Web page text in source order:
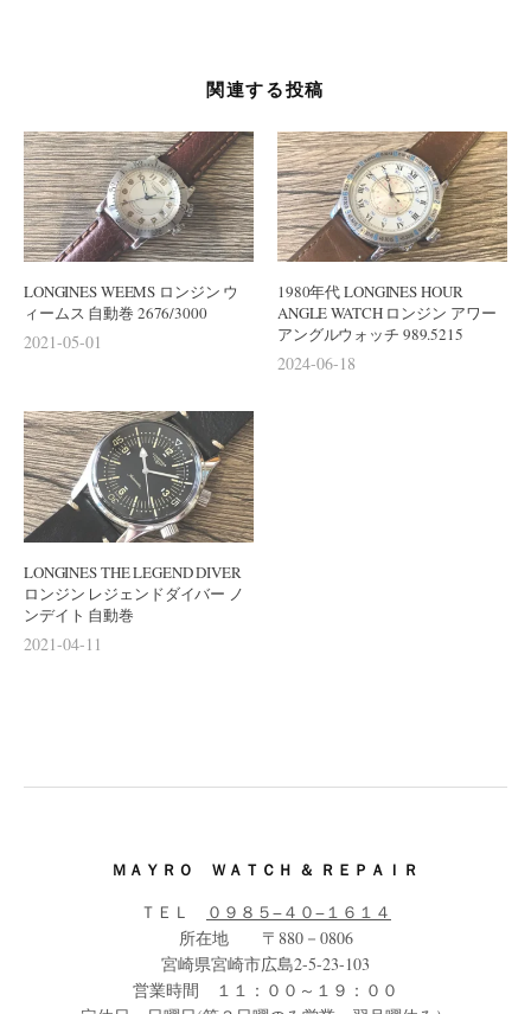
関連する投稿
LONGINES WEEMS ロンジン ウ
ィームス 自動巻 2676/3000
2021-05-01
1980年代 LONGINES HOUR
ANGLE WATCH ロンジン アワー
アングルウォッチ 989.5215
2024-06-18
LONGINES THE LEGEND DIVER
ロンジン レジェンドダイバー ノ
ンデイト 自動巻
2021-04-11
ＭＡＹＲＯ ＷＡＴＣＨ ＆ ＲＥＰＡＩＲ
ＴＥＬ
０９８５−４０−１６１４
所在地 〒880－0806
宮崎県宮崎市広島2-5-23-103
営業時間 １１：００～１９：００